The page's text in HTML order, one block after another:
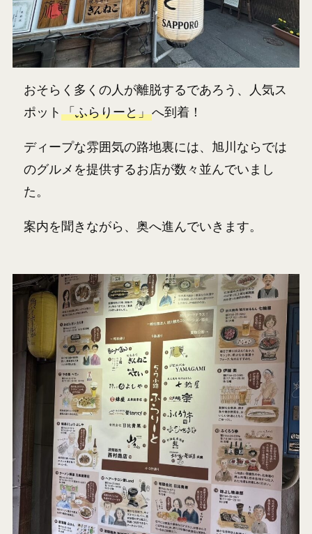
おそらく多くの人が離脱するであろう、人気ス
ポット「ふらりーと」へ到着！
ディープな雰囲気の路地裏には、旭川ならでは
のグルメを提供するお店が数々並んでいまし
た。
案内を聞きながら、奥へ進んでいきます。